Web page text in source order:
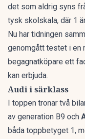
det som aldrig syns
tysk skolskala, där 1
Nu har tidningen
genomgått testet i en
begagnatköpare ett
kan erbjuda.
Audi i särklass
I toppen tronar två
av generation B9 och
båda toppbetyget 1,